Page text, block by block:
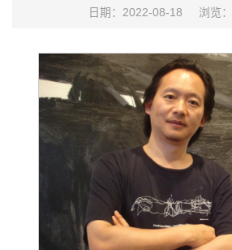
日期：2022-08-18 浏览：